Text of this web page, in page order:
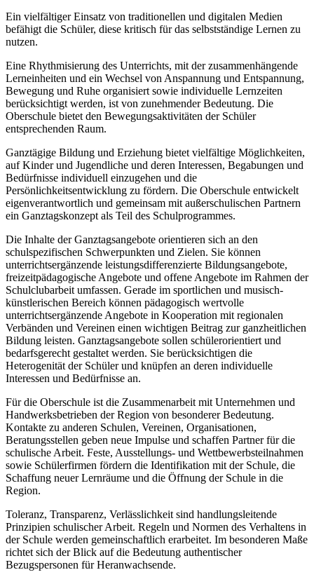
Ein vielfältiger Einsatz von traditionellen und digitalen Medien
befähigt die Schüler, diese kritisch für das selbstständige Lernen zu
nutzen.
Eine Rhythmisierung des Unterrichts, mit der zusammenhängende
Lerneinheiten und ein Wechsel von Anspannung und Entspannung,
Bewegung und Ruhe organisiert sowie individuelle Lernzeiten
berücksichtigt werden, ist von zunehmender Bedeutung. Die
Oberschule bietet den Bewegungsaktivitäten der Schüler
entsprechenden Raum.
Ganztägige Bildung und Erziehung bietet vielfältige Möglichkeiten,
auf Kinder und Jugendliche und deren Interessen, Begabungen und
Bedürfnisse individuell einzugehen und die
Persönlichkeitsentwicklung zu fördern. Die Oberschule entwickelt
eigenverantwortlich und gemeinsam mit außerschulischen Partnern
ein Ganztagskonzept als Teil des Schulprogrammes.
Die Inhalte der Ganztagsangebote orientieren sich an den
schulspezifischen Schwerpunkten und Zielen. Sie können
unterrichtsergänzende leistungsdifferenzierte Bildungsangebote,
freizeitpädagogische Angebote und offene Angebote im Rahmen der
Schulclubarbeit umfassen. Gerade im sportlichen und musisch-
künstlerischen Bereich können pädagogisch wertvolle
unterrichtsergänzende Angebote in Kooperation mit regionalen
Verbänden und Vereinen einen wichtigen Beitrag zur ganzheitlichen
Bildung leisten. Ganztagsangebote sollen schülerorientiert und
bedarfsgerecht gestaltet werden. Sie berücksichtigen die
Heterogenität der Schüler und knüpfen an deren individuelle
Interessen und Bedürfnisse an.
Für die Oberschule ist die Zusammenarbeit mit Unternehmen und
Handwerksbetrieben der Region von besonderer Bedeutung.
Kontakte zu anderen Schulen, Vereinen, Organisationen,
Beratungsstellen geben neue Impulse und schaffen Partner für die
schulische Arbeit. Feste, Ausstellungs- und Wettbewerbsteilnahmen
sowie Schülerfirmen fördern die Identifikation mit der Schule, die
Schaffung neuer Lernräume und die Öffnung der Schule in die
Region.
Toleranz, Transparenz, Verlässlichkeit sind handlungsleitende
Prinzipien schulischer Arbeit. Regeln und Normen des Verhaltens in
der Schule werden gemeinschaftlich erarbeitet. Im besonderen Maße
richtet sich der Blick auf die Bedeutung authentischer
Bezugspersonen für Heranwachsende.